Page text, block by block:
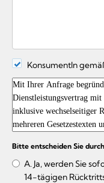
KonsumentIn
Bitte entscheiden Sie
A. Ja, werden Sie
14-tägigen